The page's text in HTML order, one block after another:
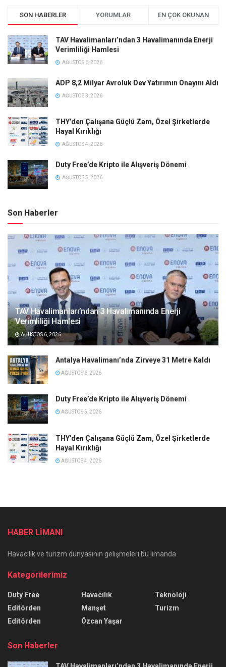
SON HABERLER YORUMLAR EN ÇOK OKUNAN
TAV Havalimanları’ndan 3 Havalimanında Enerji
Verimliliği Hamlesi
AĞUSTOS 6, 2026
ADP 8,2 Milyar Avroluk Dev Yatırımın Onayını Aldı
AĞUSTOS 3, 2026
THY’den Çalışana Güçlü Zam, Özel Şirketlerde
Hayal Kırıklığı
AĞUSTOS 4, 2026
Duty Free’de Kripto ile Alışveriş Dönemi
AĞUSTOS 5, 2026
Son Haberler
TAV Havalimanları’ndan 3 Havalimanında Enerji
Verimliliği Hamlesi
AĞUSTOS 6, 2026
Antalya Havalimanı’nda Zirveye 31 Metre Kaldı
AĞUSTOS 6, 2026
Duty Free’de Kripto ile Alışveriş Dönemi
AĞUSTOS 5, 2026
THY’den Çalışana Güçlü Zam, Özel Şirketlerde
Hayal Kırıklığı
AĞUSTOS 4, 2026
HABER LİMANI
Havacılık ve turizm dünyasının gelişmeleri bu limanda
Kategorilerimiz
Duty Free
Editörden
Editörden
Havacılık
Manşet
Özcan Yaşar
Teknoloji
Turizm
Son Haberler